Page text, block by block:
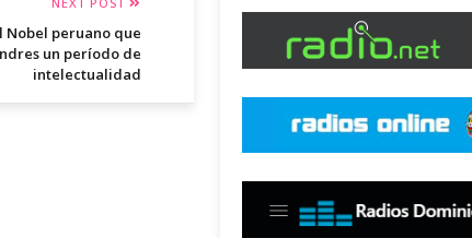
Nobel peruano que
un período de
intelectualidad